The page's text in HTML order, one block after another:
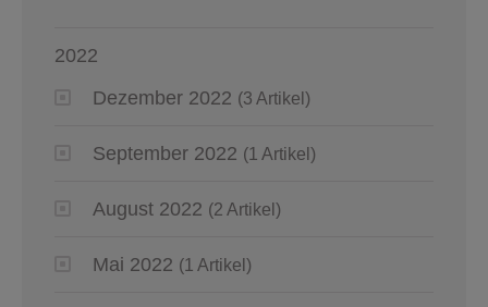
2022
Dezember 2022 (3 Artikel)
September 2022 (1 Artikel)
August 2022 (2 Artikel)
Mai 2022 (1 Artikel)